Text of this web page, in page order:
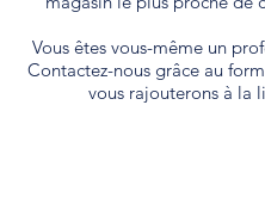
Vous êtes vous-même un
Contactez-nous grâce au
vous rajouterons à la